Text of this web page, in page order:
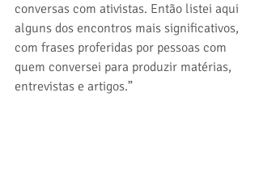
conversas com ativistas. Então listei aqui
alguns dos encontros mais significativos,
com frases proferidas por pessoas com
quem conversei para produzir matérias,
entrevistas e artigos.”